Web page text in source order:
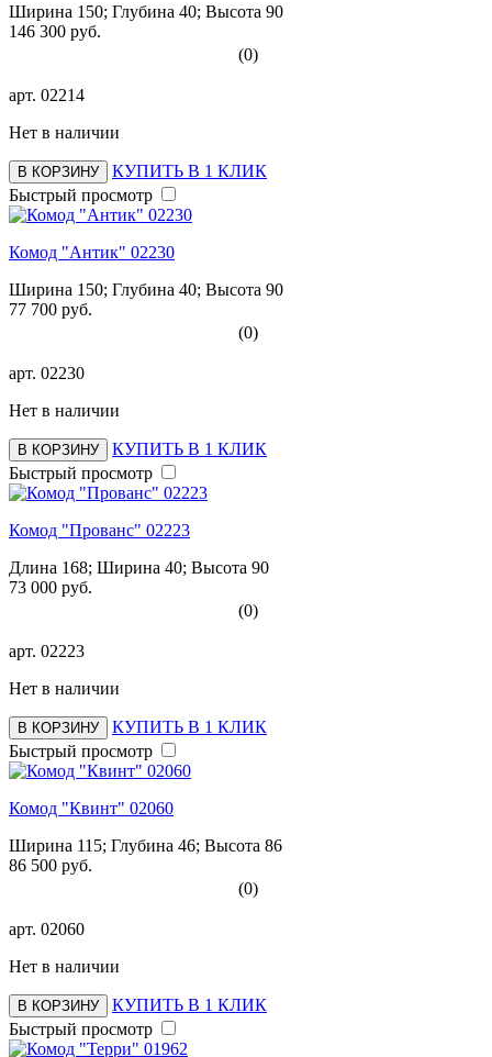
Ширина 150; Глубина 40; Высота 90
146 300 руб.
(0)
арт. 02214
Нет в наличии
В КОРЗИНУ
КУПИТЬ В 1 КЛИК
Быстрый просмотр
Комод "Антик" 02230
Ширина 150; Глубина 40; Высота 90
77 700 руб.
(0)
арт. 02230
Нет в наличии
В КОРЗИНУ
КУПИТЬ В 1 КЛИК
Быстрый просмотр
Комод "Прованс" 02223
Длина 168; Ширина 40; Высота 90
73 000 руб.
(0)
арт. 02223
Нет в наличии
В КОРЗИНУ
КУПИТЬ В 1 КЛИК
Быстрый просмотр
Комод "Квинт" 02060
Ширина 115; Глубина 46; Высота 86
86 500 руб.
(0)
арт. 02060
Нет в наличии
В КОРЗИНУ
КУПИТЬ В 1 КЛИК
Быстрый просмотр